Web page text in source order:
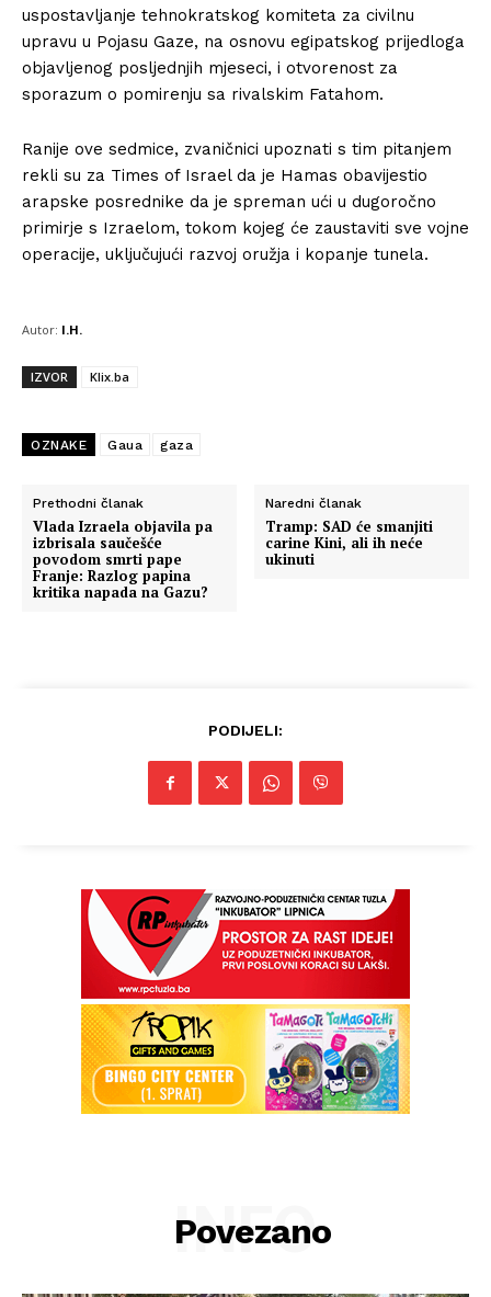
uspostavljanje tehnokratskog komiteta za civilnu
upravu u Pojasu Gaze, na osnovu egipatskog prijedloga
objavljenog posljednjih mjeseci, i otvorenost za
sporazum o pomirenju sa rivalskim Fatahom.
Ranije ove sedmice, zvaničnici upoznati s tim pitanjem
rekli su za Times of Israel da je Hamas obavijestio
arapske posrednike da je spreman ući u dugoročno
primirje s Izraelom, tokom kojeg će zaustaviti sve vojne
operacije, uključujući razvoj oružja i kopanje tunela.
Autor: I.H.
IZVOR Klix.ba
OZNAKE Gaua gaza
Prethodni članak
Vlada Izraela objavila pa
izbrisala saučešće
povodom smrti pape
Franje: Razlog papina
kritika napada na Gazu?
Naredni članak
Tramp: SAD će smanjiti
carine Kini, ali ih neće
ukinuti
PODIJELI:
Povezano
INFO